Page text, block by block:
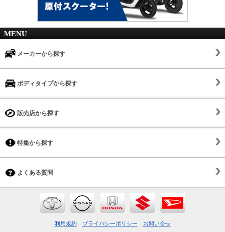
MENU
メーカーから探す
ボディタイプから探す
販売店から探す
特集から探す
よくある質問
利用規約 プライバシーポリシー
お問い合せ